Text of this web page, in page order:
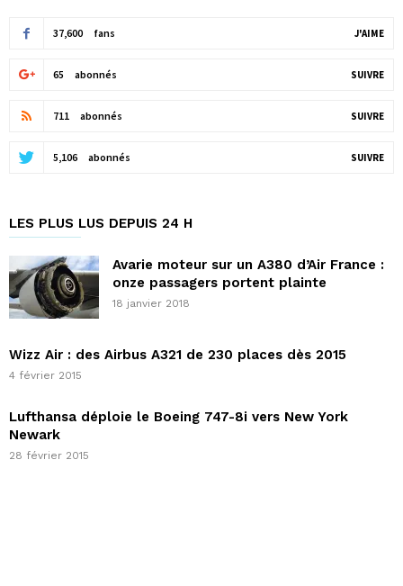
37,600 fans J'AIME
65 abonnés SUIVRE
711 abonnés SUIVRE
5,106 abonnés SUIVRE
LES PLUS LUS DEPUIS 24 H
Avarie moteur sur un A380 d’Air France :
onze passagers portent plainte
18 janvier 2018
Wizz Air : des Airbus A321 de 230 places dès 2015
4 février 2015
Lufthansa déploie le Boeing 747-8i vers New York
Newark
28 février 2015